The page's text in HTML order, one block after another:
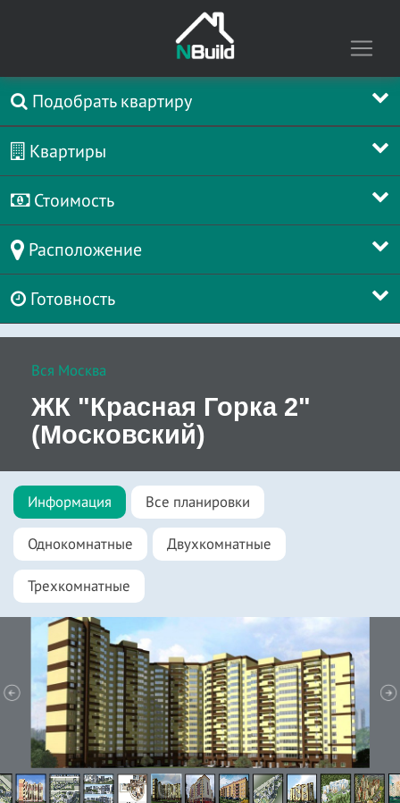
Подобрать квартиру
Квартиры
Стоимость
Расположение
Готовность
Вся Москва
ЖК "Красная Горка 2"
(Московский)
Информация Все планировки
Однокомнатные Двухкомнатные
Трехкомнатные